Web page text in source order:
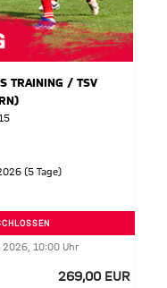
TRAINING / TSV
(5 Tage)
10:00 Uhr
269,00 EUR